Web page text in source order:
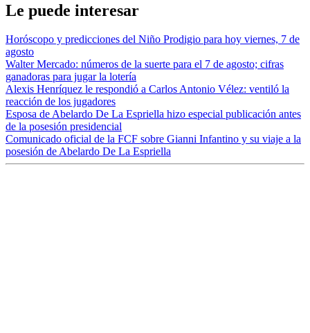
Le puede interesar
Horóscopo y predicciones del Niño Prodigio para hoy viernes, 7 de
agosto
Walter Mercado: números de la suerte para el 7 de agosto; cifras
ganadoras para jugar la lotería
Alexis Henríquez le respondió a Carlos Antonio Vélez: ventiló la
reacción de los jugadores
Esposa de Abelardo De La Espriella hizo especial publicación antes
de la posesión presidencial
Comunicado oficial de la FCF sobre Gianni Infantino y su viaje a la
posesión de Abelardo De La Espriella